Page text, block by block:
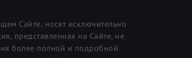
Сайте, носят исключительно
представленная на Сайте, не
более полной и подробной